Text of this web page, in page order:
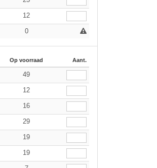
12
0
Op voorraad Aant.
49
12
16
29
19
19